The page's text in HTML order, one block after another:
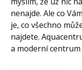
nenajde. Ale co
je, co všechno
najdete.
a moderní centrum